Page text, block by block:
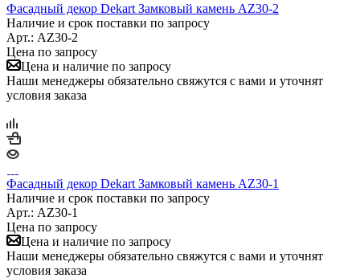
Фасадный декор Dekart Замковый камень AZ30-2
Наличие и срок поставки по запросу
Арт.: AZ30-2
Цена по запросу
Цена и наличие по запросу
Наши менеджеры обязательно свяжутся с вами и уточнят
условия заказа
Фасадный декор Dekart Замковый камень AZ30-1
Наличие и срок поставки по запросу
Арт.: AZ30-1
Цена по запросу
Цена и наличие по запросу
Наши менеджеры обязательно свяжутся с вами и уточнят
условия заказа